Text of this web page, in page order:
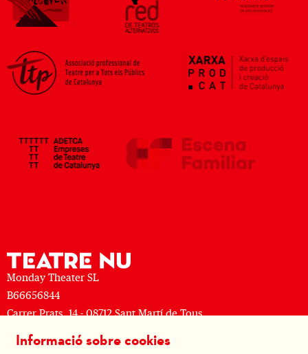
Monday Theater SL
B66656844
Carrer Prats, 14 - 08712 Sant Martí de Tous
M: (+34) 677 519 625 · T: (+34) 93 805 08 63
Informació sobre cookies